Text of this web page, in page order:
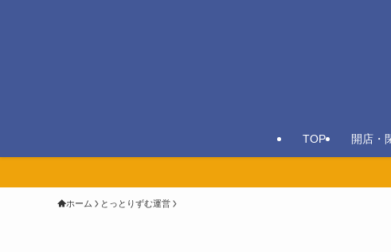
TOP 開店・
ホーム とっとりずむ運営